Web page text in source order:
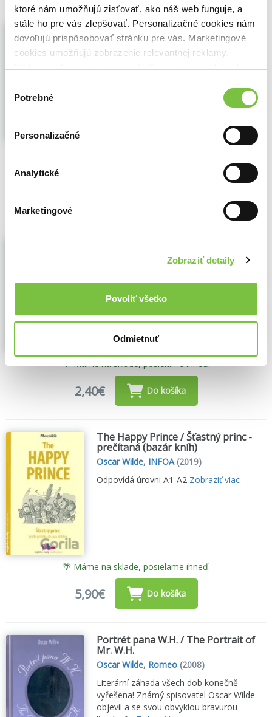
ktoré nám umožňujú zisťovať, ako náš web funguje, a
stále ho pre vás zlepšovať. Personalizačné cookies nám
dovoľujú prispôsobovať stránku pre vás. Marketingové
cookies umožňujú zobrazenie relevantnej reklamy.
Niektoré údaje zdieľame aj s tretími stranami. Veľmi by
cookies.
súhlasu
Potrebné
Personalizačné
Analytické
Marketingové
Zobraziť detaily
Povoliť všetko
Odmietnuť
Portrét Doriana Graya
Oscar Wilde, SnowMouse Publishing
(2026)
Keď maliar Basil, uchvátený Dorianovým
zjavom, namaľuje jeho verný portrét,
mladý Dorian Gray vysloví prianie
nezostarnúť a to sa mu akýmsi pričinením
mení namiesto neho – zachytáva všetky
Zobraziť viac
Zločin lorda Artura Savila - prečítaná
Přeloženo z angličtiny?Zobraziť viac
🌴 Máme na sklade, posielame ihneď.
2,40€ Do košíka
The Happy Prince / Šťastný princ -
prečítaná (bazár kníh)
Oscar Wilde, INFOA(2019)
Odpovídá úrovni A1-A2 Zobraziť viac
🌴 Máme na sklade, posielame ihneď.
5,90€ Do košíka
Portrét pana W.H. / The Portrait of
Mr. W.H.
Oscar Wilde, Romeo (2008)
Literární záhada všech dob konečně
vyřešena! Známý spisovatel Oscar Wilde
objevil a se svou obvyklou bravurou